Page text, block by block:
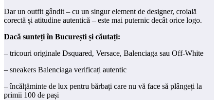
Dar un outfit gândit – cu un singur element de designer, croială
corectă și atitudine autentică – este mai puternic decât orice logo.
Dacă sunteți în București și căutați:
– tricouri originale Dsquared, Versace, Balenciaga sau Off-White
– sneakers Balenciaga verificați autentic
– încălțăminte de lux pentru bărbați care nu vă face să plângeți la
primii 100 de pași